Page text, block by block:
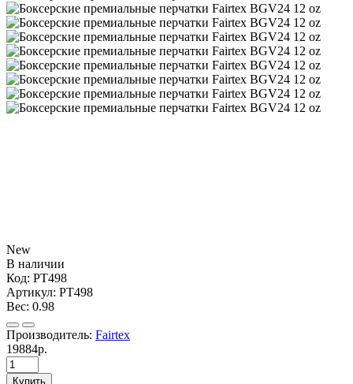
New
В наличии
Код: PT498
Артикул: PT498
Вес: 0.98
Производитель: Fairtex
19884р.
Купить